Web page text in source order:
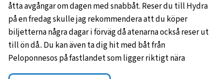
åtta avgångar om dagen med snabbåt. Reser du till Hydra
på en fredag skulle jag rekommendera att du köper
biljetterna några dagar i förväg då atenarna också reser ut
till ön då.. Du kan även ta dig hit med båt från
Peloponnesos på fastlandet som ligger riktigt nära